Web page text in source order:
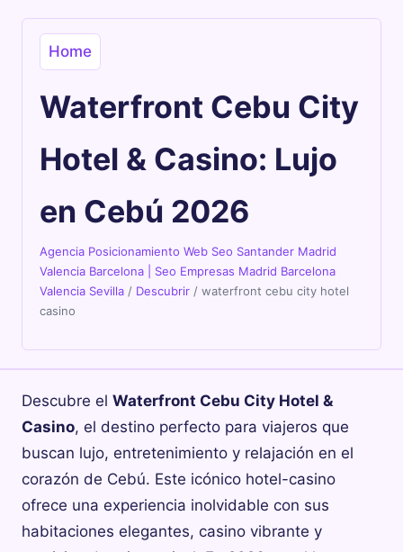
Home
Waterfront Cebu City
Hotel & Casino: Lujo
en Cebú 2026
Agencia Posicionamiento Web Seo Santander Madrid
Valencia Barcelona | Seo Empresas Madrid Barcelona
Valencia Sevilla / Descubrir /waterfront cebu city hotel
casino
Descubre el Waterfront Cebu City Hotel &
Casino, el destino perfecto para viajeros que
buscan lujo, entretenimiento y relajación en el
corazón de Cebú. Este icónico hotel-casino
ofrece una experiencia inolvidable con sus
habitaciones elegantes, casino vibrante y